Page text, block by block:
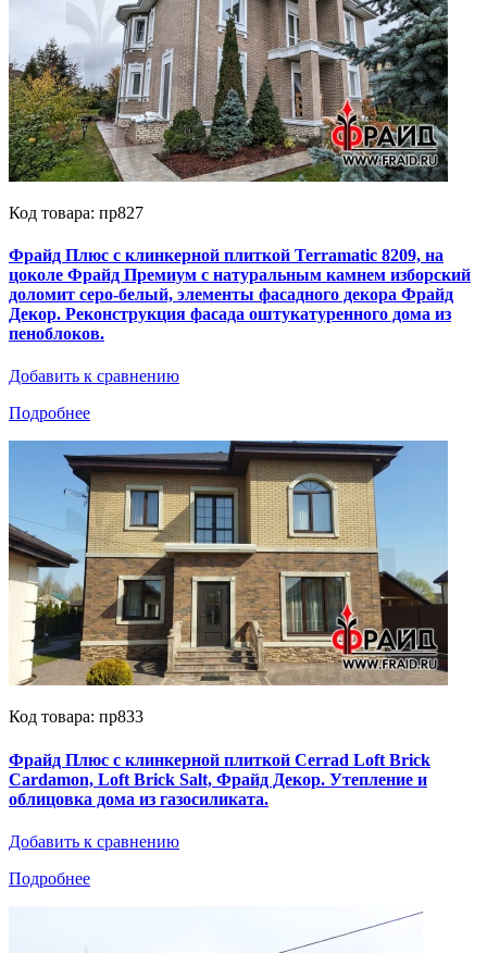
Код товара: пр827
Фрайд Плюс с клинкерной плиткой Terramatic 8209, на
цоколе Фрайд Премиум с натуральным камнем изборский
доломит серо-белый, элементы фасадного декора Фрайд
Декор. Реконструкция фасада оштукатуренного дома из
пеноблоков.
Добавить к сравнению
Подробнее
Код товара: пр833
Фрайд Плюс с клинкерной плиткой Cerrad Loft Brick
Cardamon, Loft Brick Salt, Фрайд Декор. Утепление и
облицовка дома из газосиликата.
Добавить к сравнению
Подробнее